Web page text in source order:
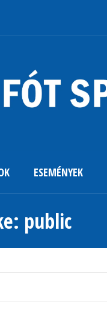
ESEMÉNYEK
public